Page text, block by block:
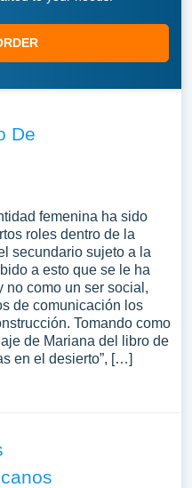
De
femenina ha sido
roles dentro de la
secundario sujeto a la
a esto que se le ha
no como un ser social,
de comunicación los
Tomando como
de Mariana del libro de
en el desierto”, […]